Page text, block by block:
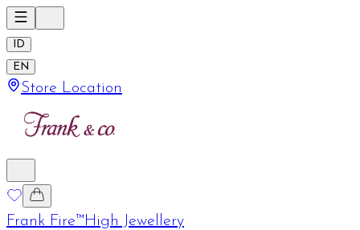
ID
EN
Store Location
Frank Fire™High Jewellery